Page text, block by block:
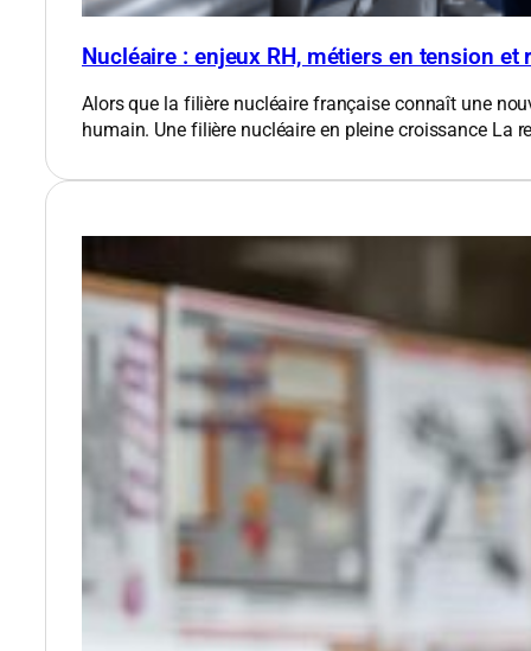
Nucléaire : enjeux RH, métiers en tension et
Alors que la filière nucléaire française connaît une
humain. Une filière nucléaire en pleine croissance​ La